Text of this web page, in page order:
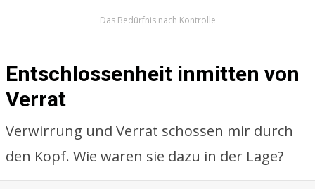
Das Bedürfnis nach Kontrolle
Entschlossenheit inmitten von
Verrat
Verwirrung und Verrat schossen mir durch
den Kopf. Wie waren sie dazu in der Lage?